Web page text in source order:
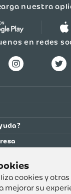
cookies y
mejorar su
nuestra
en redes